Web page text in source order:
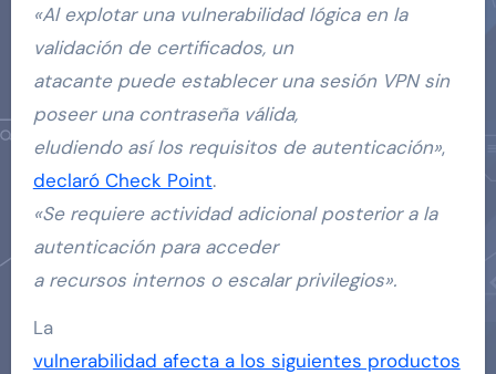
«Al explotar una vulnerabilidad lógica en la
validación de certificados, un
atacante puede establecer una sesión VPN sin
poseer una contraseña válida,
eludiendo así los requisitos de autenticación»,
declaró Check Point.
«Se requiere actividad adicional posterior a la
autenticación para acceder
a recursos internos o escalar privilegios».
La
vulnerabilidad afecta a los siguientes productos